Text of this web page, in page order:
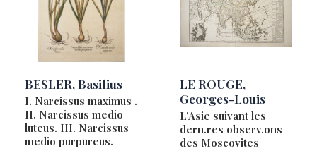
GUICCIARDINI, Lodovico
HAASIS & LUBRECHT
HAYDEN, Ferdinand Vandeveer & MARCOU, Jules
HOMANN Heirs
HOMANN, Johann Baptist
HONDIUS, Henricus
BESLER, Basilius
I. Narcissus maximus .
II. Narcissus medio
luteus. III. Narcissus
medio purpureus.
LE ROUGE,
Georges-Louis
L’Asie suivant les
dern.res observ.ons
des Moscovites